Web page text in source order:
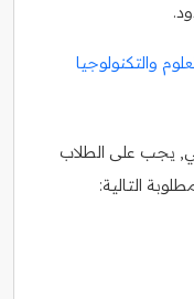
والتكنولوجيا
يجب على الطلاب
التالية: